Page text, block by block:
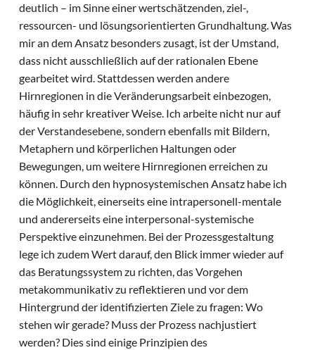
deutlich – im Sinne einer wertschätzenden, ziel-,
ressourcen- und lösungsorientierten Grundhaltung. Was
mir an dem Ansatz besonders zusagt, ist der Umstand,
dass nicht ausschließlich auf der rationalen Ebene
gearbeitet wird. Stattdessen werden andere
Hirnregionen in die Veränderungsarbeit einbezogen,
häufig in sehr kreativer Weise. Ich arbeite nicht nur auf
der Verstandesebene, sondern ebenfalls mit Bildern,
Metaphern und körperlichen Haltungen oder
Bewegungen, um weitere Hirnregionen erreichen zu
können. Durch den hypnosystemischen Ansatz habe ich
die Möglichkeit, einerseits eine intrapersonell-mentale
und andererseits eine interpersonal-systemische
Perspektive einzunehmen. Bei der Prozessgestaltung
lege ich zudem Wert darauf, den Blick immer wieder auf
das Beratungssystem zu richten, das Vorgehen
metakommunikativ zu reflektieren und vor dem
Hintergrund der identifizierten Ziele zu fragen: Wo
stehen wir gerade? Muss der Prozess nachjustiert
werden? Dies sind einige Prinzipien des